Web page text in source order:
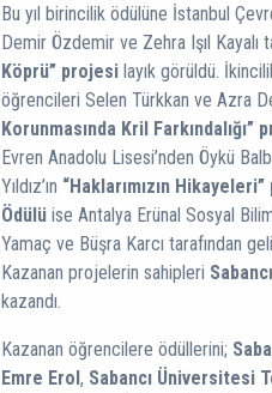
Bu yıl birincilik ödülüne İstanbul
Demir Özdemir ve Zehra Işıl Kayalı
Köprü” projesi layık görüldü.
öğrencileri Selen Türkkan ve Azra
Korunmasında Kril Farkındalığı”
Evren Anadolu Lisesi’nden Öykü
Yıldız’ın “Haklarımızın
Ödülü ise Antalya Erünal Sosyal
Yamaç ve Büşra Karcı tarafından
Kazanan projelerin sahipleri
kazandı.
Kazanan öğrencilere ödüllerini;
Emre Erol, Sabancı Üniversitesi